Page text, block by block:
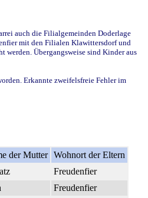
auch die Filialgemeinden Doderlage
mit den Filialen Klawittersdorf und
Übergangsweise sind Kinder aus
Erkannte zweifelsfreie Fehler im
der Mutter Wohnort der Eltern
Freudenfier
Freudenfier